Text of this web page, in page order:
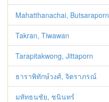
Mahatthanachai, Butsaraporn
Takran, Tiwawan
Tarapitakwong, Jittaporn
ธาราพิทักษ์วงศ์, จิตราภรณ์
มหัทธนชัย, ชนินทร์